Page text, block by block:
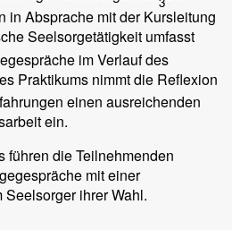
in Absprache mit der Kursleitung
Seelsorgetätigkeit umfasst
im Verlauf des
Praktikums nimmt die Reflexion
einen ausreichenden
ein.
führen die Teilnehmenden
mit einer
ihrer Wahl.